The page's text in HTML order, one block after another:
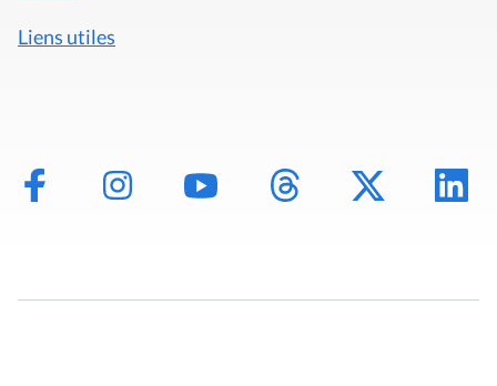
Liens utiles